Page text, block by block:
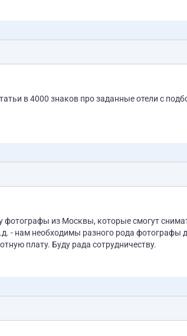
в 4000 знаков про заданные отели с
фотографы из Москвы, которые смогут
- нам необходимы разного рода фотографы
плату. Буду рада сотрудничеству.